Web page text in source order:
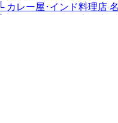
└ カレー屋･インド料理店